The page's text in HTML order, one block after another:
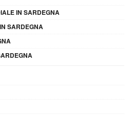
IN SARDEGNA
SARDEGNA